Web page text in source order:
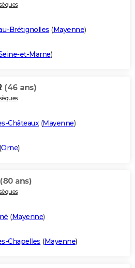
Brétignolles (Mayenne)
et-Marne)
(46 ans)
Châteaux(Mayenne)
(Orne)
(80 ans)
(Mayenne)
Chapelles (Mayenne)